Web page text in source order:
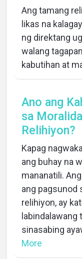
Ang tamang
likas na
ng direktang
walang
kabutihan at
Ano ang
sa
Relihiyon?
Kapag
ang buhay na
mananatili.
ang pagsunod
relihiyon, ay
labindalawang
sinasabing
More